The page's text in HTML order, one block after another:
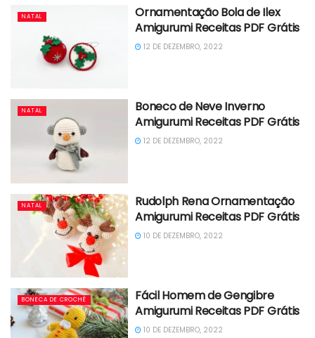
NATAL
Ornamentação Bola de Ilex
Amigurumi Receitas PDF Grátis
12 DE DEZEMBRO, 2022
NATAL
Boneco de Neve Inverno
Amigurumi Receitas PDF Grátis
12 DE DEZEMBRO, 2022
NATAL
Rudolph Rena Ornamentação
Amigurumi Receitas PDF Grátis
10 DE DEZEMBRO, 2022
BONECA DE CROCHÊ
Fácil Homem de Gengibre
Amigurumi Receitas PDF Grátis
10 DE DEZEMBRO, 2022